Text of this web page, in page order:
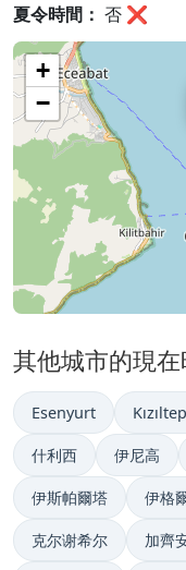
夏令時間： 否 ❌
+
−
其他城市的現
Esenyurt
什利西 伊尼高
伊斯帕爾塔 伊格
克尔谢希尔 加齊